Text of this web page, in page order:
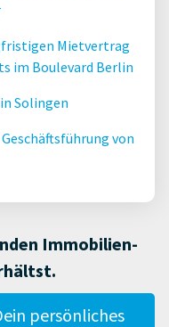
Mietvertrag
im Boulevard Berlin
Solingen
von
Immobilien-
persönliches